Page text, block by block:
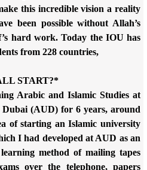
this incredible vision a reality
been possible without Allah’s
hard work. Today the IOU has
from 228 countries,
START?*
Arabic and Islamic Studies at
(AUD) for 6 years, around
of starting an Islamic university
Ihad developed at AUD as an
methodof mailing tapes
over the telephone, papers